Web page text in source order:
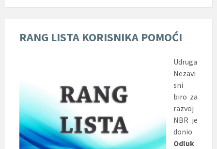
RANG LISTA KORISNIKA POMOĆI
Udruga
Nezavi
sni
biro za
razvoj
NBR je
donio
Odluk